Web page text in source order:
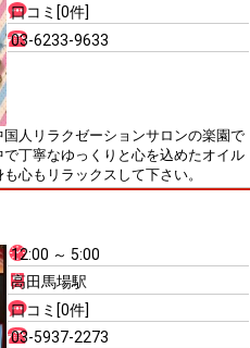
口コミ[0件]
03-6233-9633
人リラクゼーションサロンの楽園で
丁寧なゆっくりと心を込めたオイル
心もリラックスして下さい。
12:00 ～ 5:00
高田馬場駅
口コミ[0件]
03-5937-2273